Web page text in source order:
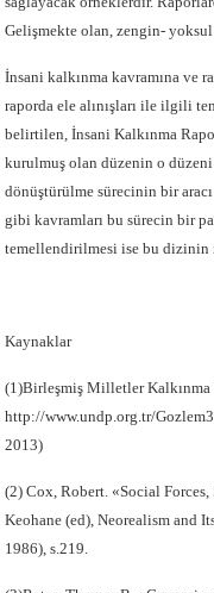
Gelişmekte olan, zengin-
İnsani kalkınma kavramına ve
raporda ele alınışları ile ilgili
belirtilen, İnsani Kalkınma
kurulmuş olan düzenin o
dönüştürülme sürecinin bir
gibi kavramları bu sürecin bir
temellendirilmesi ise bu dizinin
Kaynaklar
(1)Birleşmiş Milletler Kalkınma
http://www.undp.org.tr/
2013)
(2) Cox, Robert. «Social
Keohane (ed), Neorealism and
1986), s.219.